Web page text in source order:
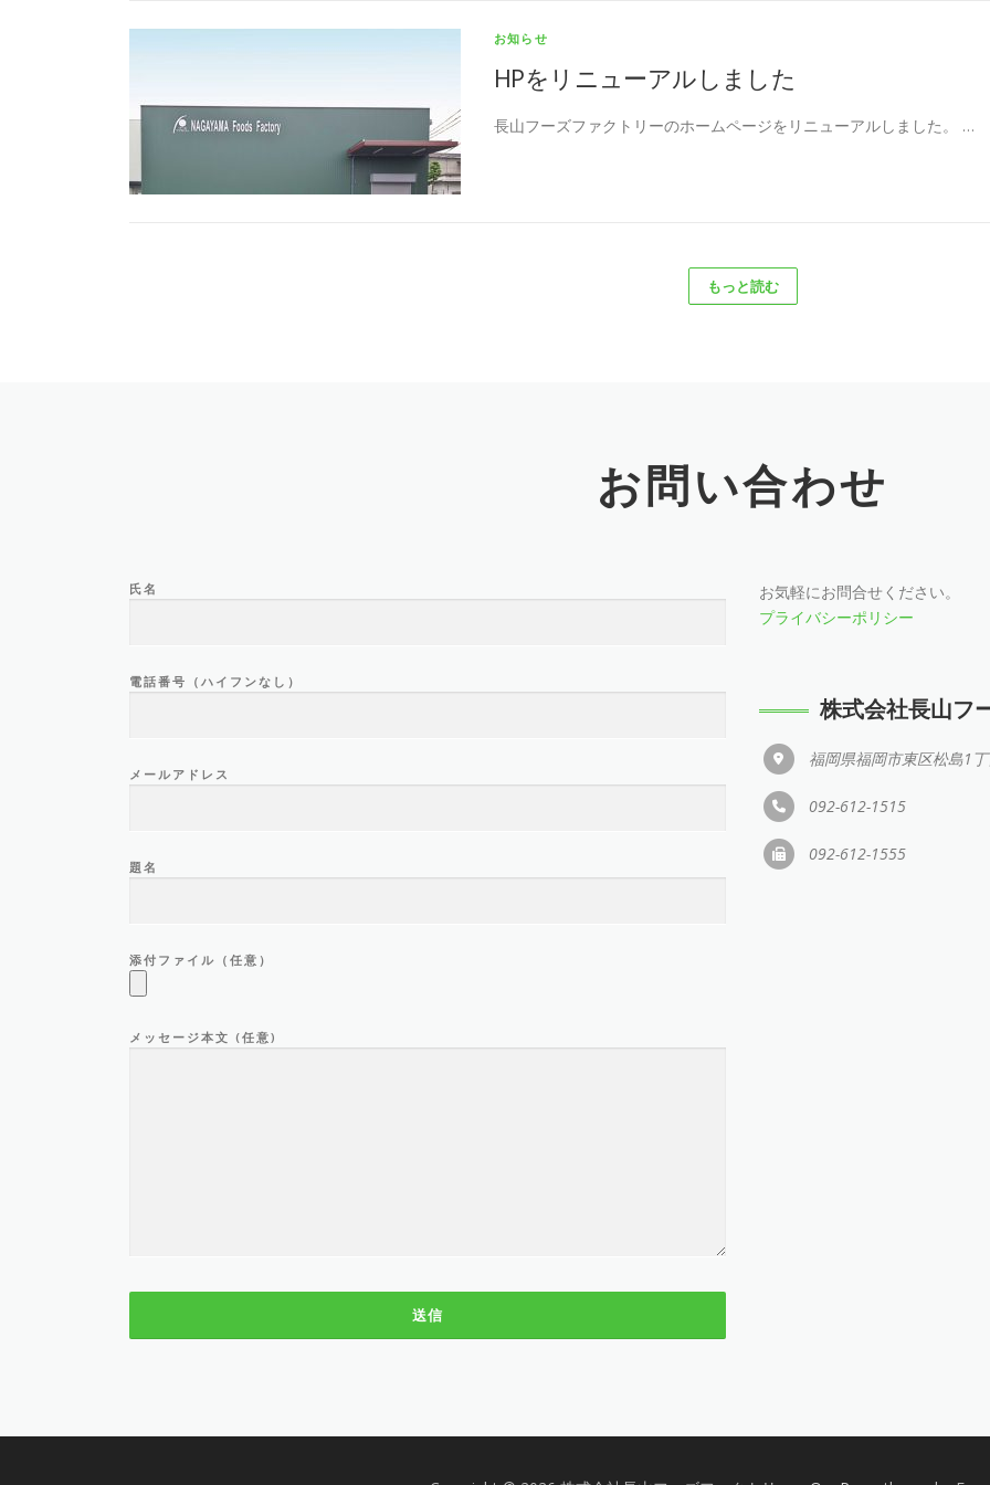
お知らせ
HPをリニューアルしました
長山フーズファクトリーのホームページをリニューアルしました。 …
もっと読む
お問い合わせ
氏名
電話番号（ハイフンなし）
メールアドレス
題名
添付ファイル（任意）
メッセージ本文 (任意)
お気軽にお問合せください。
プライバシーポリシー
株式会社長山フ
福岡県福岡市東区松島1
092-612-1515
092-612-1555